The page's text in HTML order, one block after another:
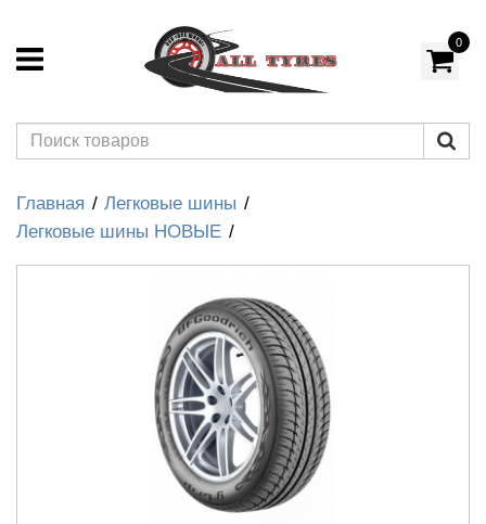
0
Главная
Легковые шины
Легковые шины НОВЫЕ